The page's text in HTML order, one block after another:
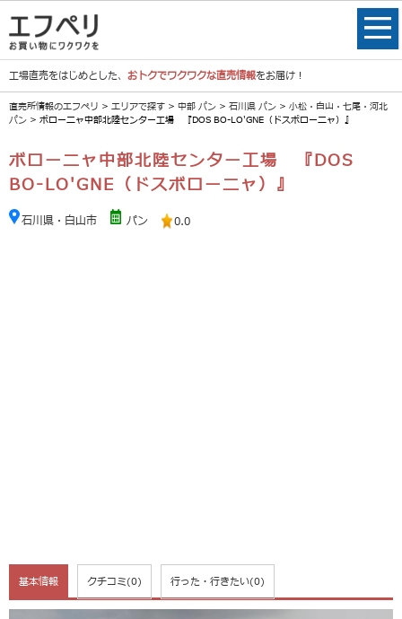
工場直売をはじめとした、 おトクでワクワクな直売情報をお届け！
直売所情報のエフペリ > エリアで探す > 中部 パン > 石川県 パン > 小松・白山・七尾・河北
パン > ボローニャ中部北陸センター工場 『DOS BO-LO'GNE（ドスボローニャ）』
ボローニャ中部北陸センター工場 『DOS
BO-LO'GNE（ドスボローニャ）』
石川県・白山市 パン 0.0
基本情報 クチコミ(0) 行った・行きたい(0)